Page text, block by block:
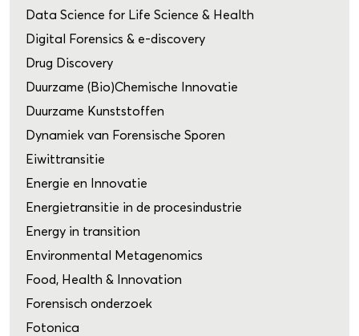
Data Science for Life Science & Health
Digital Forensics & e-discovery
Drug Discovery
Duurzame (Bio)Chemische Innovatie
Duurzame Kunststoffen
Dynamiek van Forensische Sporen
Eiwittransitie
Energie en Innovatie
Energietransitie in de procesindustrie
Energy in transition
Environmental Metagenomics
Food, Health & Innovation
Forensisch onderzoek
Fotonica